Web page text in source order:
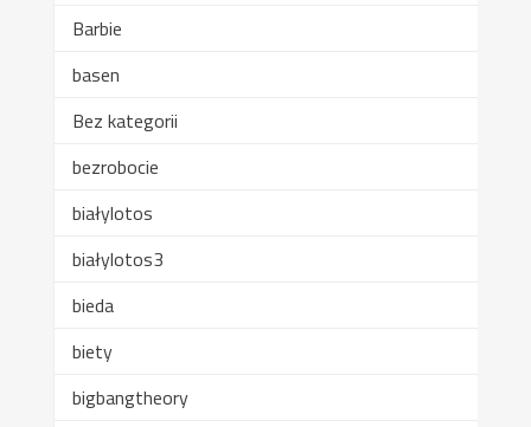
Barbie
basen
Bez kategorii
bezrobocie
białylotos
białylotos3
bieda
biety
bigbangtheory